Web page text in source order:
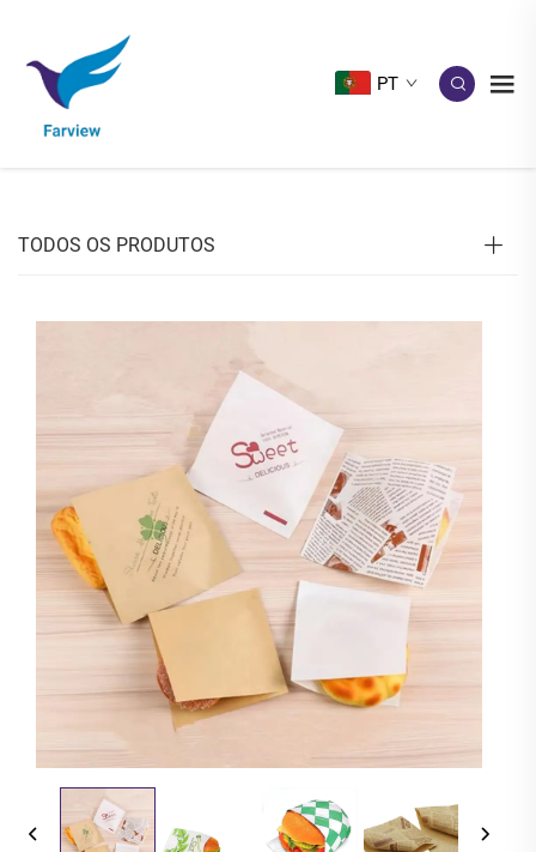
PT
TODOS OS PRODUTOS